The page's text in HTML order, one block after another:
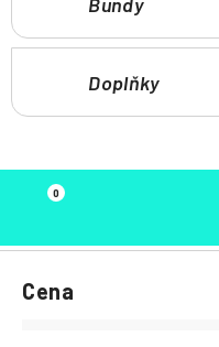
Doplňky
s
r
0
Cena